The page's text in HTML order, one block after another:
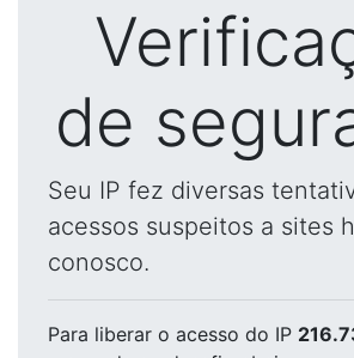
de
Seu IP fez diversas
acessos suspeitos a sites
conosco.
Para liberar o acesso do IP